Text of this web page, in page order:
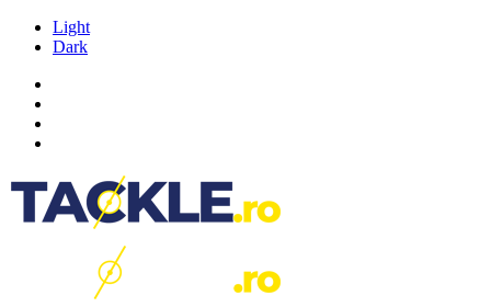
Light
Dark